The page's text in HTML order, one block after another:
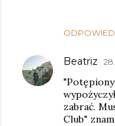
Beatriz
zabrać.
Club"